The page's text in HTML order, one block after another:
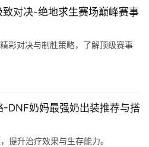
对决-绝地求生赛场巅峰赛事
彩对决与制胜策略，了解顶级赛事
DNF奶妈最强奶出装推荐与搭
提升治疗效果与生存能力。